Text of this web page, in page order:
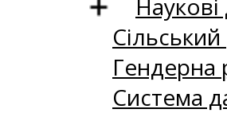
Гендерна
Система